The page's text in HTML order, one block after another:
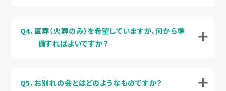
Q4．直葬（火葬のみ）を希望していますが、何から準
備すればよいですか？
Q5．お別れの会とはどのようなものですか？